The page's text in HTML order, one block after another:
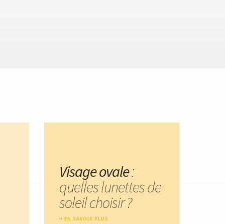
Visage ovale:
quelles lunettes de
soleil choisir ?
EN SAVOIR PLUS